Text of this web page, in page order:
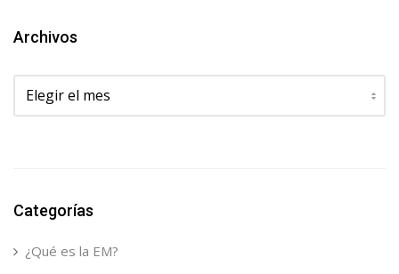
Archivos
Archivos
Categorías
¿Qué es la EM?